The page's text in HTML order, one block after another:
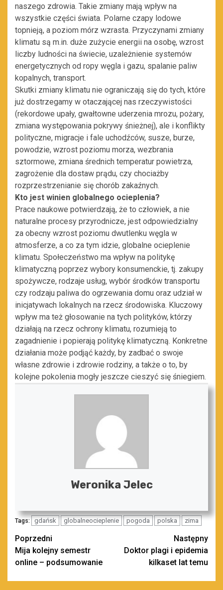
naszego zdrowia. Takie zmiany mają wpływ na
wszystkie części świata. Polarne czapy lodowe
topnieją, a poziom mórz wzrasta. Przyczynami zmiany
klimatu są m.in. duże zużycie energii na osobę, wzrost
liczby ludności na świecie, uzależnienie systemów
energetycznych od ropy węgla i gazu, spalanie paliw
kopalnych, transport.
Skutki zmiany klimatu nie ograniczają się do tych, które
już dostrzegamy w otaczającej nas rzeczywistości
(rekordowe upały, gwałtowne uderzenia mrozu, pożary,
zmiana występowania pokrywy śnieżnej), ale i konflikty
polityczne, migracje i fale uchodźców, susze, burze,
powodzie, wzrost poziomu morza, wezbrania
sztormowe, zmiana średnich temperatur powietrza,
zagrożenie dla dostaw prądu, czy chociażby
rozprzestrzenianie się chorób zakaźnych.
Kto jest winien globalnego ocieplenia?
Prace naukowe potwierdzają, że to człowiek, a nie
naturalne procesy przyrodnicze, jest odpowiedzialny
za obecny wzrost poziomu dwutlenku węgla w
atmosferze, a co za tym idzie, globalne ocieplenie
klimatu. Społeczeństwo ma wpływ na politykę
klimatyczną poprzez wybory konsumenckie, tj. zakupy
spożywcze, rodzaje usług, wybór środków transportu
czy rodzaju paliwa do ogrzewania domu oraz udział w
inicjatywach lokalnych na rzecz środowiska. Kluczowy
wpływ ma też głosowanie na tych polityków, którzy
działają na rzecz ochrony klimatu, rozumieją to
zagadnienie i popierają politykę klimatyczną. Konkretne
działania może podjąć każdy, by zadbać o swoje
własne zdrowie i zdrowie rodziny, a także o to, by
kolejne pokolenia mogły jeszcze cieszyć się śniegiem.
Weronika Jelec
Tags: gdańsk globalneocieplenie pogoda polska zima
Zobacz
wpisy
Poprzedni
Mija kolejny semestr
online – podsumowanie
Następny
Doktor plagi i epidemia
kilkaset lat temu